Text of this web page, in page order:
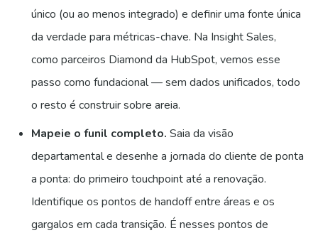
único (ou ao menos integrado) e definir uma fonte única
da verdade para métricas-chave. Na Insight Sales,
como parceiros Diamond da HubSpot, vemos esse
passo como fundacional — sem dados unificados, todo
o resto é construir sobre areia.
Mapeie o funil completo. Saia da visão
departamental e desenhe a jornada do cliente de ponta
a ponta: do primeiro touchpoint até a renovação.
Identifique os pontos de handoff entre áreas e os
gargalos em cada transição. É nesses pontos de